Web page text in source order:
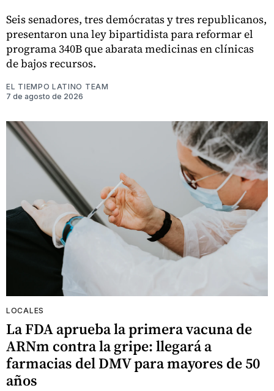
Seis senadores, tres demócratas y tres republicanos,
presentaron una ley bipartidista para reformar el
programa 340B que abarata medicinas en clínicas
de bajos recursos.
EL TIEMPO LATINO TEAM
7 de agosto de 2026
LOCALES
La FDA aprueba la primera vacuna de
ARNm contra la gripe: llegará a
farmacias del DMV para mayores de 50
años